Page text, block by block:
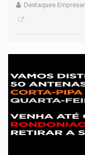
Destaques